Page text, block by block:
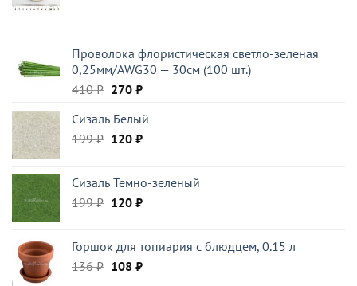
Проволока флористическая светло-зеленая
0,25мм/AWG30 — 30см (100 шт.)
410₽ Первоначальная
составляла
410 ₽.
270 ₽Текущая
270 ₽.
Сизаль Белый
199₽ Первоначальная
199 ₽.
120 ₽Текущая
Сизаль Темно-зеленый
199₽ Первоначальная
199 ₽.
120 ₽Текущая
Горшок для топиария с блюдцем, 0.15 л
136₽ Первоначальная
108 ₽Текущая